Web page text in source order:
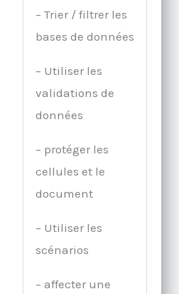
– Trier / filtrer les
bases de données
– Utiliser les
validations de
données
– protéger les
cellules et le
document
– Utiliser les
scénarios
– affecter une